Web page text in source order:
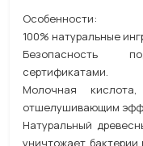
Особенности:
100% натуральные
Безопасность
сертификатами.
Молочная
отшелушивающим
Натуральный
уничтожает